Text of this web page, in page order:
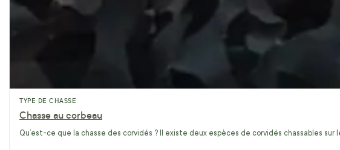
TYPE DE CHASSE
Chasse au corbeau
Qu’est-ce que la chasse des corvidés ? Il existe deux espèces de corvidés chassables